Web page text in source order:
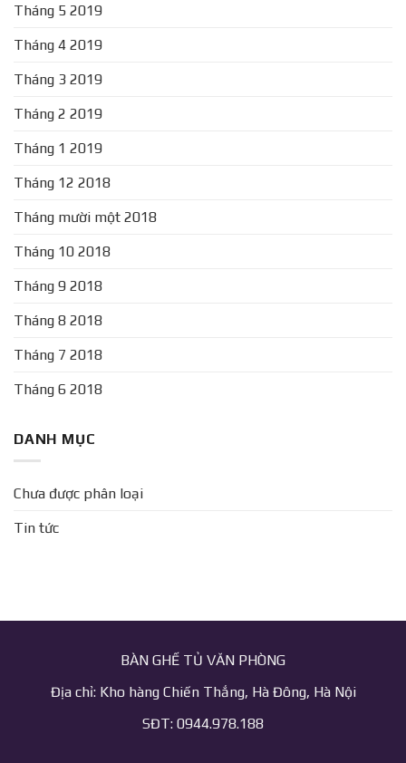
Tháng 5 2019
Tháng 4 2019
Tháng 3 2019
Tháng 2 2019
Tháng 1 2019
Tháng 12 2018
Tháng mười một 2018
Tháng 10 2018
Tháng 9 2018
Tháng 8 2018
Tháng 7 2018
Tháng 6 2018
DANH MỤC
Chưa được phân loại
Tin tức
BÀN GHẾ TỦ VĂN PHÒNG
Địa chỉ: Kho hàng Chiến Thắng, Hà Đông, Hà Nội
SĐT: 0944.978.188